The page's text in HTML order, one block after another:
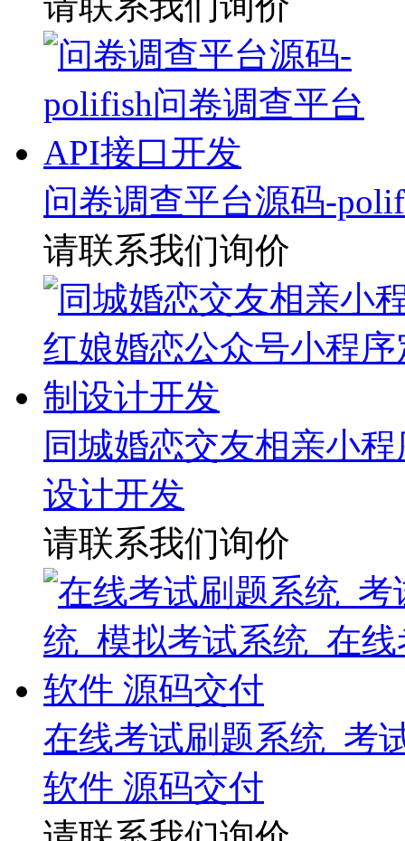
问卷调查平台源码-
请联系我们询价
同城婚恋交友相亲小
设计开发
请联系我们询价
在线考试刷题系统_考
软件 源码交付